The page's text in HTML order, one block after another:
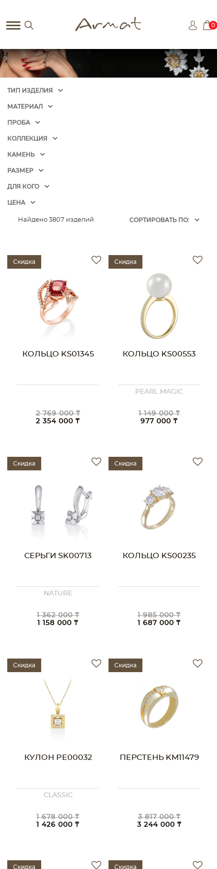
0
ТИП ИЗДЕЛИЯ
МАТЕРИАЛ
ПРОБА
КОЛЛЕКЦИЯ
КАМЕНЬ
РАЗМЕР
ДЛЯ КОГО
ЦЕНА
Найдено 3807 изделий CОРТИРОВАТЬ ПО:
Скидка
КОЛЬЦО KS01345
2 769 000 ₸
2 354 000 ₸
Скидка
КОЛЬЦО KS00553
PEARL MAGIC
1 149 000 ₸
977 000 ₸
Скидка
СЕРЬГИ SK00713
NATURE
1 362 000 ₸
1 158 000 ₸
Скидка
КОЛЬЦО KS00235
1 985 000 ₸
1 687 000 ₸
Скидка
КУЛОН PE00032
CLASSIC
1 678 000 ₸
1 426 000 ₸
Скидка
ПЕРСТЕНЬ KM11479
3 817 000 ₸
3 244 000 ₸
Скидка Скидка